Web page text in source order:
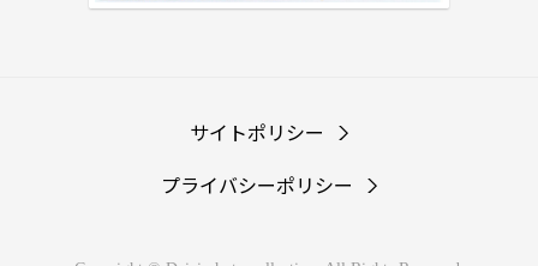
サイトポリシー
プライバシーポリシー